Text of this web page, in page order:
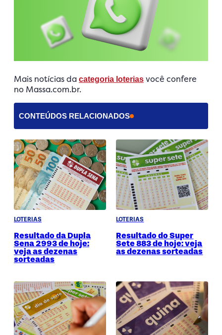
Mais notícias da categoria loterias você confere
no Massa.com.br.
CONTEÚDOS RELACIONADOS
LOTERIAS
Resultado da Dupla
Sena 2993 de hoje:
veja as dezenas
sorteadas
LOTERIAS
Resultado do Super
Sete 883 de hoje: veja
as dezenas sorteadas